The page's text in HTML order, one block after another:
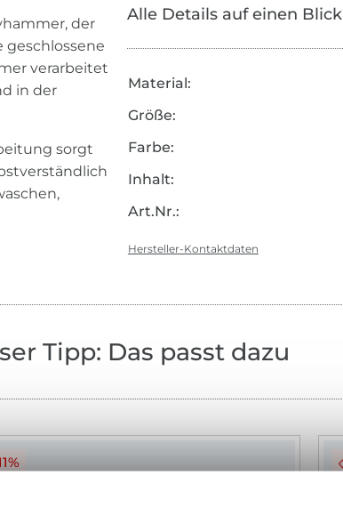
der
geschlossene
verarbeitet
in der
sorgt
Alle Details auf einen Blick
Material:
Größe:
Farbe:
Inhalt:
Art.Nr.:
Hersteller-Kontaktdaten
Tipp: Das passt dazu